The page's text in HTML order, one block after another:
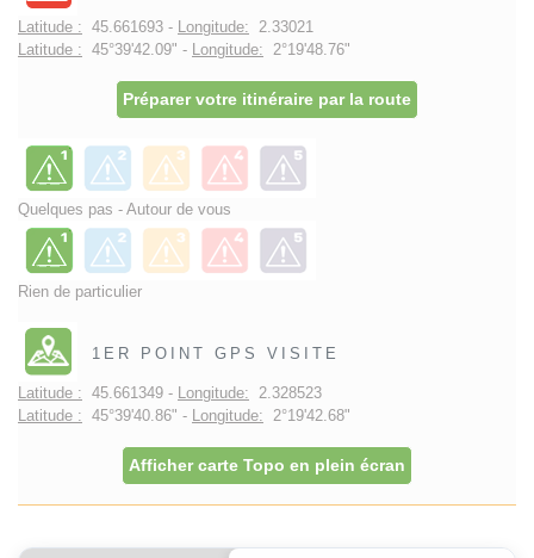
Latitude : 45.661693 - Longitude: 2.33021
Latitude : 45°39'42.09" - Longitude: 2°19'48.76"
Préparer votre itinéraire par la route
Quelques pas - Autour de vous
Rien de particulier
1ER POINT GPS VISITE
Latitude : 45.661349 - Longitude: 2.328523
Latitude : 45°39'40.86" - Longitude: 2°19'42.68"
Afficher carte Topo en plein écran